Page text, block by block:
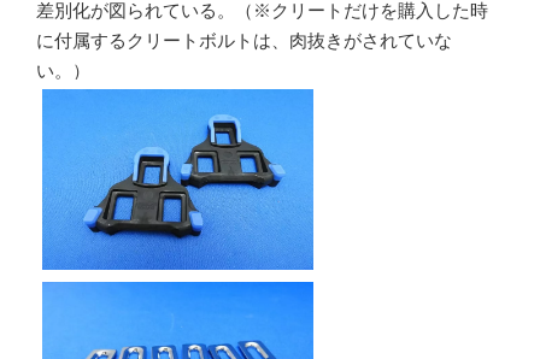
差別化が図られている。（※クリートだけを購入した時
に付属するクリートボルトは、肉抜きがされていな
い。）